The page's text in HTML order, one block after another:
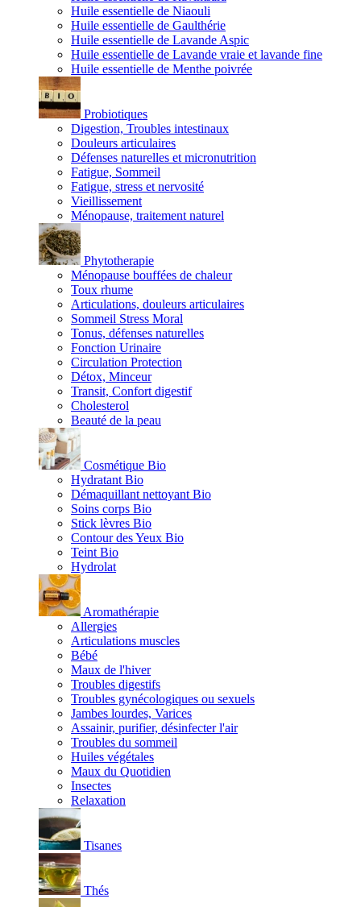
Huile essentielle de Niaouli
Huile essentielle de Gaulthérie
Huile essentielle de Lavande Aspic
Huile essentielle de Lavande vraie et lavande fine
Huile essentielle de Menthe poivrée
Probiotiques
Digestion, Troubles intestinaux
Douleurs articulaires
Défenses naturelles et micronutrition
Fatigue, Sommeil
Fatigue, stress et nervosité
Vieillissement
Ménopause, traitement naturel
Phytotherapie
Ménopause bouffées de chaleur
Toux rhume
Articulations, douleurs articulaires
Sommeil Stress Moral
Tonus, défenses naturelles
Fonction Urinaire
Circulation Protection
Détox, Minceur
Transit, Confort digestif
Cholesterol
Beauté de la peau
Cosmétique Bio
Hydratant Bio
Démaquillant nettoyant Bio
Soins corps Bio
Stick lèvres Bio
Contour des Yeux Bio
Teint Bio
Hydrolat
Aromathérapie
Allergies
Articulations muscles
Bébé
Maux de l'hiver
Troubles digestifs
Troubles gynécologiques ou sexuels
Jambes lourdes, Varices
Assainir, purifier, désinfecter l'air
Troubles du sommeil
Huiles végétales
Maux du Quotidien
Insectes
Relaxation
Tisanes
Thés